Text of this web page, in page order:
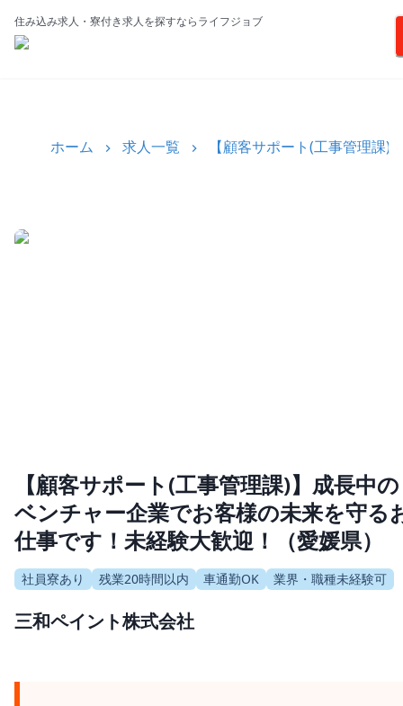
住み込み求人・寮付き求人を探すならライフジョブ
ホーム 求人一覧 【顧客サポート(工事管理課
【顧客サポート(工事管理課)】成長中の
ベンチャー企業でお客様の未来を守る
仕事です！未経験大歓迎！（愛媛県）
社員寮あり 残業20時間以内 車通勤OK 業界・職種未経験可
三和ペイント株式会社